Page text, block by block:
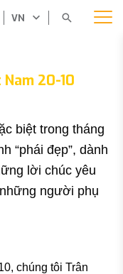
VN
20-10
biệt trong tháng
“phái đẹp”, dành
lời chúc yêu
người phụ
chúng tôi Trân